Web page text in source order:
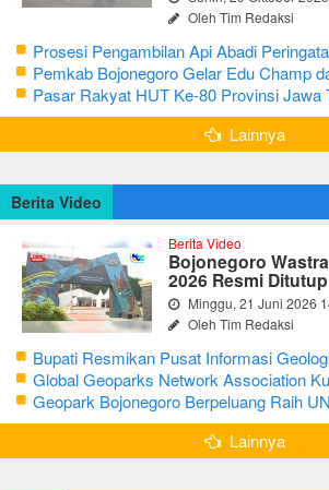
Oleh Tim Redaksi
Prosesi Pengambilan Api Abadi
Bojonegoro Ke-348
Pemkab Bojonegoro Gelar Edu Champ
Seni Reog dan Jaranan
Pasar Rakyat HUT Ke-80 Provinsi Jawa
Lainnya
Berita Video
Berita Video
Bojonegoro
2026 Resmi Ditutup
Minggu, 21 Juni 2026
Oleh Tim Redaksi
Bupati Resmikan Pusat Informasi
Bojonegoro
Global Geoparks Network Association
Geosite di Bojonegoro
Geopark Bojonegoro Berpeluang Raih
Global Geopark
Lainnya